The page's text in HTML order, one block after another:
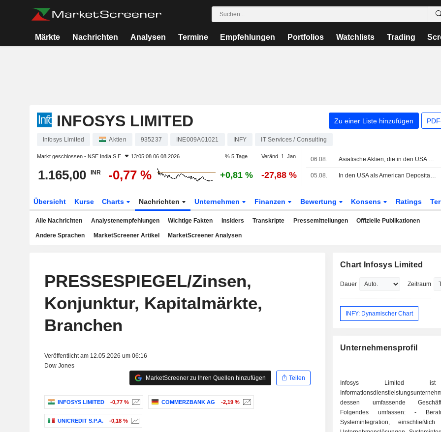
Märkte Nachrichten Analysen Termine Empfehlungen Portfolios Watchlists Trading
INFOSYS LIMITED Zu einer Liste hinzufügen
Infosys Limited Aktien 935237 INE009A01021 INFY IT Services / Consulting
Markt geschlossen - NSE India S.E. 13:05:08 06.08.2026 % 5 Tage Veränd. 1. Jan.
1.165,00 INR -0,77 % +0,81 % -27,88 %
06.08. Asiatische Aktien, die in den USA als American Depositary Receipts gehandelt werden, legen am Donnerstag im Handel zu
05.08. In den USA als American Depositary Receipts gehandelte asiatische Aktien legen im Mittwochshandel zu
Übersicht Kurse Charts Nachrichten Unternehmen Finanzen Bewertung Konsens Ratings
Alle Nachrichten Analystenempfehlungen Wichtige Fakten Insiders Transkripte Pressemitteilungen Offizielle Publikationen
Andere Sprachen MarketScreener Artikel MarketScreener Analysen
PRESSESPIEGEL/Zinsen,
Konjunktur, Kapitalmärkte,
Branchen
Veröffentlicht am 12.05.2026 um 06:16
Dow Jones
MarketScreener zu Ihren Quellen hinzufügen
Teilen
INFOSYS LIMITED -0,77 % COMMERZBANK AG -2,19 %
UNICREDIT S.P.A. -0,18 %
Chart Infosys Limited
Dauer Zeitraum
INFY: Dynamischer Chart
Unternehmensprofil
Infosys Limited
dessen umfassende
Folgendes umfassen: - Beratung und
Systemintegration, einschließlich